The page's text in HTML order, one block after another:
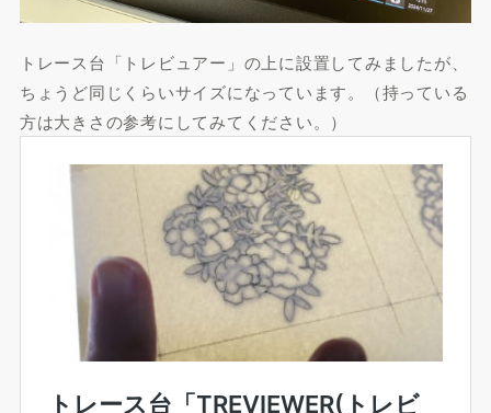
トレース台「トレビュアー」の上に設置してみましたが、
ちょうど同じくらいサイズになっています。（持っている
方は大きさの参考にしてみてください。）